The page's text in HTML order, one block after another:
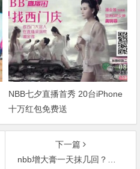
NBB七夕直播首秀 20台iPhone
十万红包免费送
下一篇
nbb增大膏一天抹几回？晚上用还是早上用？